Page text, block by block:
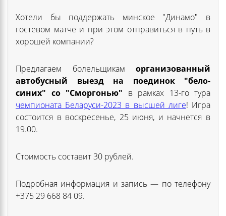
Хотели бы поддержать минское "Динамо" в
гостевом матче и при этом отправиться в путь в
хорошей компании?
Предлагаем болельщикам организованный
автобусный выезд на поединок "бело-
синих" со "Сморгонью" в рамках 13-го тура
чемпионата Беларуси-2023 в высшей лиге! Игра
состоится в воскресенье, 25 июня, и начнется в
19.00.
Стоимость составит 30 рублей.
Подробная информация и запись — по телефону
+375 29 668 84 09.